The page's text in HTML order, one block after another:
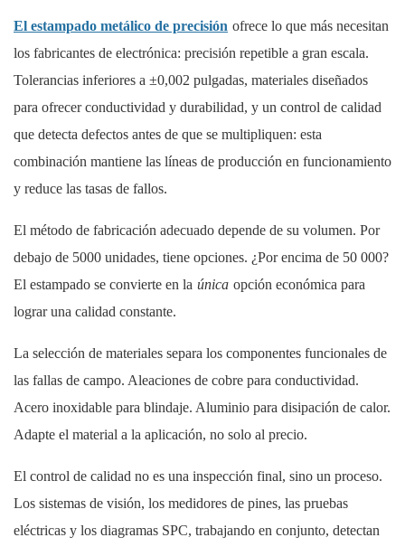
El estampado metálico de precisión ofrece lo que más necesitan
los fabricantes de electrónica: precisión repetible a gran escala.
Tolerancias inferiores a ±0,002 pulgadas, materiales diseñados
para ofrecer conductividad y durabilidad, y un control de calidad
que detecta defectos antes de que se multipliquen: esta
combinación mantiene las líneas de producción en funcionamiento
y reduce las tasas de fallos.
El método de fabricación adecuado depende de su volumen. Por
debajo de 5000 unidades, tiene opciones. ¿Por encima de 50 000?
El estampado se convierte en la única opción económica para
lograr una calidad constante.
La selección de materiales separa los componentes funcionales de
las fallas de campo. Aleaciones de cobre para conductividad.
Acero inoxidable para blindaje. Aluminio para disipación de calor.
Adapte el material a la aplicación, no solo al precio.
El control de calidad no es una inspección final, sino un proceso.
Los sistemas de visión, los medidores de pines, las pruebas
eléctricas y los diagramas SPC, trabajando en conjunto, detectan